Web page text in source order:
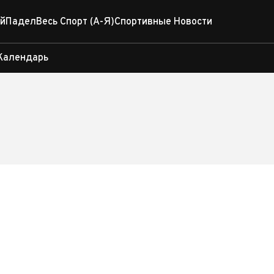
ПаделВесь Спорт (А-Я)Спортивные Новости